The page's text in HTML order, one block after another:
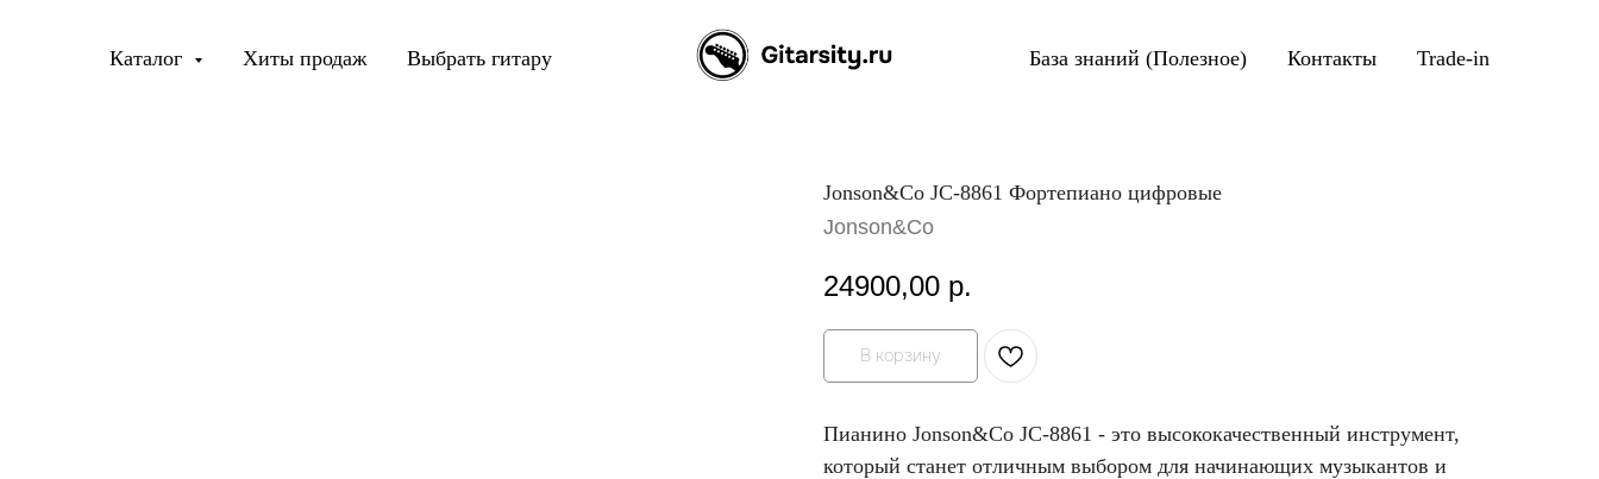
Каталог Хиты продаж Выбрать гитару База знаний (Полезное) Контакты Trade-in
Jonson&Co JC-8861 Фортепиано цифровые
Jonson&Co
24900,00 р.
В корзину
Пианино Jonson&Co JC-8861 - это высококачественный инструмент,
который станет отличным выбором для начинающих музыкантов и